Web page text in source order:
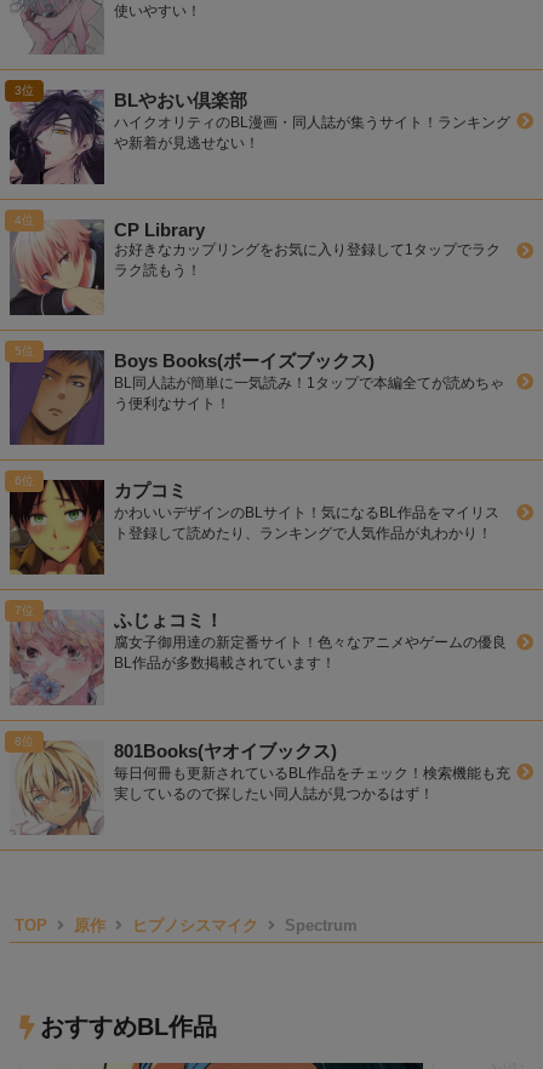
使いやすい！
BLやおい倶楽部
ハイクオリティのBL漫画・同人誌が集うサイト！ランキング
や新着が見逃せない！
CP Library
お好きなカップリングをお気に入り登録して1タップでラク
ラク読もう！
Boys Books(ボーイズブックス)
BL同人誌が簡単に一気読み！1タップで本編全てが読めちゃ
う便利なサイト！
カプコミ
かわいいデザインのBLサイト！気になるBL作品をマイリス
ト登録して読めたり、ランキングで人気作品が丸わかり！
ふじょコミ！
腐女子御用達の新定番サイト！色々なアニメやゲームの優良
BL作品が多数掲載されています！
801Books(ヤオイブックス)
毎日何冊も更新されているBL作品をチェック！検索機能も充
実しているので探したい同人誌が見つかるはず！
TOP 原作 ヒプノシスマイク Spectrum
おすすめBL作品